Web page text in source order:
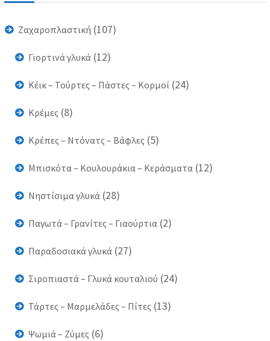
Ζαχαροπλαστική (107)
Γιορτινά γλυκά (12)
Κέικ – Τούρτες – Πάστες – Κορμοί (24)
Κρέμες (8)
Κρέπες – Ντόνατς – Βάφλες (5)
Μπισκότα – Κουλουράκια – Κεράσματα (12)
Νηστίσιμα γλυκά (28)
Παγωτά – Γρανίτες – Γιαούρτια (2)
Παραδοσιακά γλυκά (27)
Σιροπιαστά – Γλυκά κουταλιού (24)
Τάρτες – Μαρμελάδες – Πίτες (13)
Ψωμιά – Ζύμες (6)